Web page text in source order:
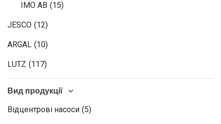
IMO AB (15)
JESCO (12)
ARGAL (10)
LUTZ (117)
Вид продукції
Відцентрові насоси (5)